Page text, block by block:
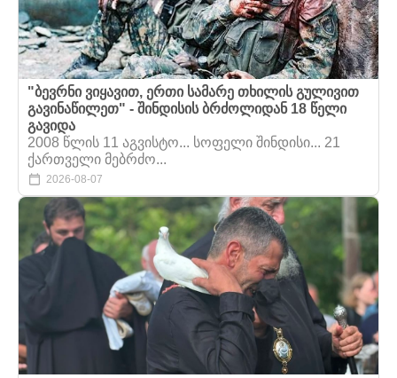
"ბევრნი ვიყავით, ერთი სამარე თხილის გულივით
გავინაწილეთ" - შინდისის ბრძოლიდან 18 წელი
გავიდა
2008 წლის 11 აგვისტო... სოფელი შინდისი... 21
ქართველი მებრძო...
2026-08-07